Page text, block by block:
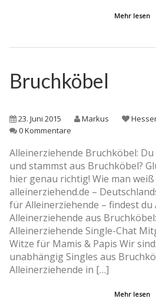
Mehr lesen
Bruchköbel
23. Juni 2015 Markus
0 Kommentare
Alleinerziehende Bruchköbel:
und stammst aus Bruchköbel?
hier genau richtig! Wie man
alleinerziehend.de –
für Alleinerziehende – findest du
Alleinerziehende aus
Alleinerziehende Single-Chat
Witze für Mamis & Papis Wir
unabhängig Singles aus
Alleinerziehende in […]
Mehr lesen